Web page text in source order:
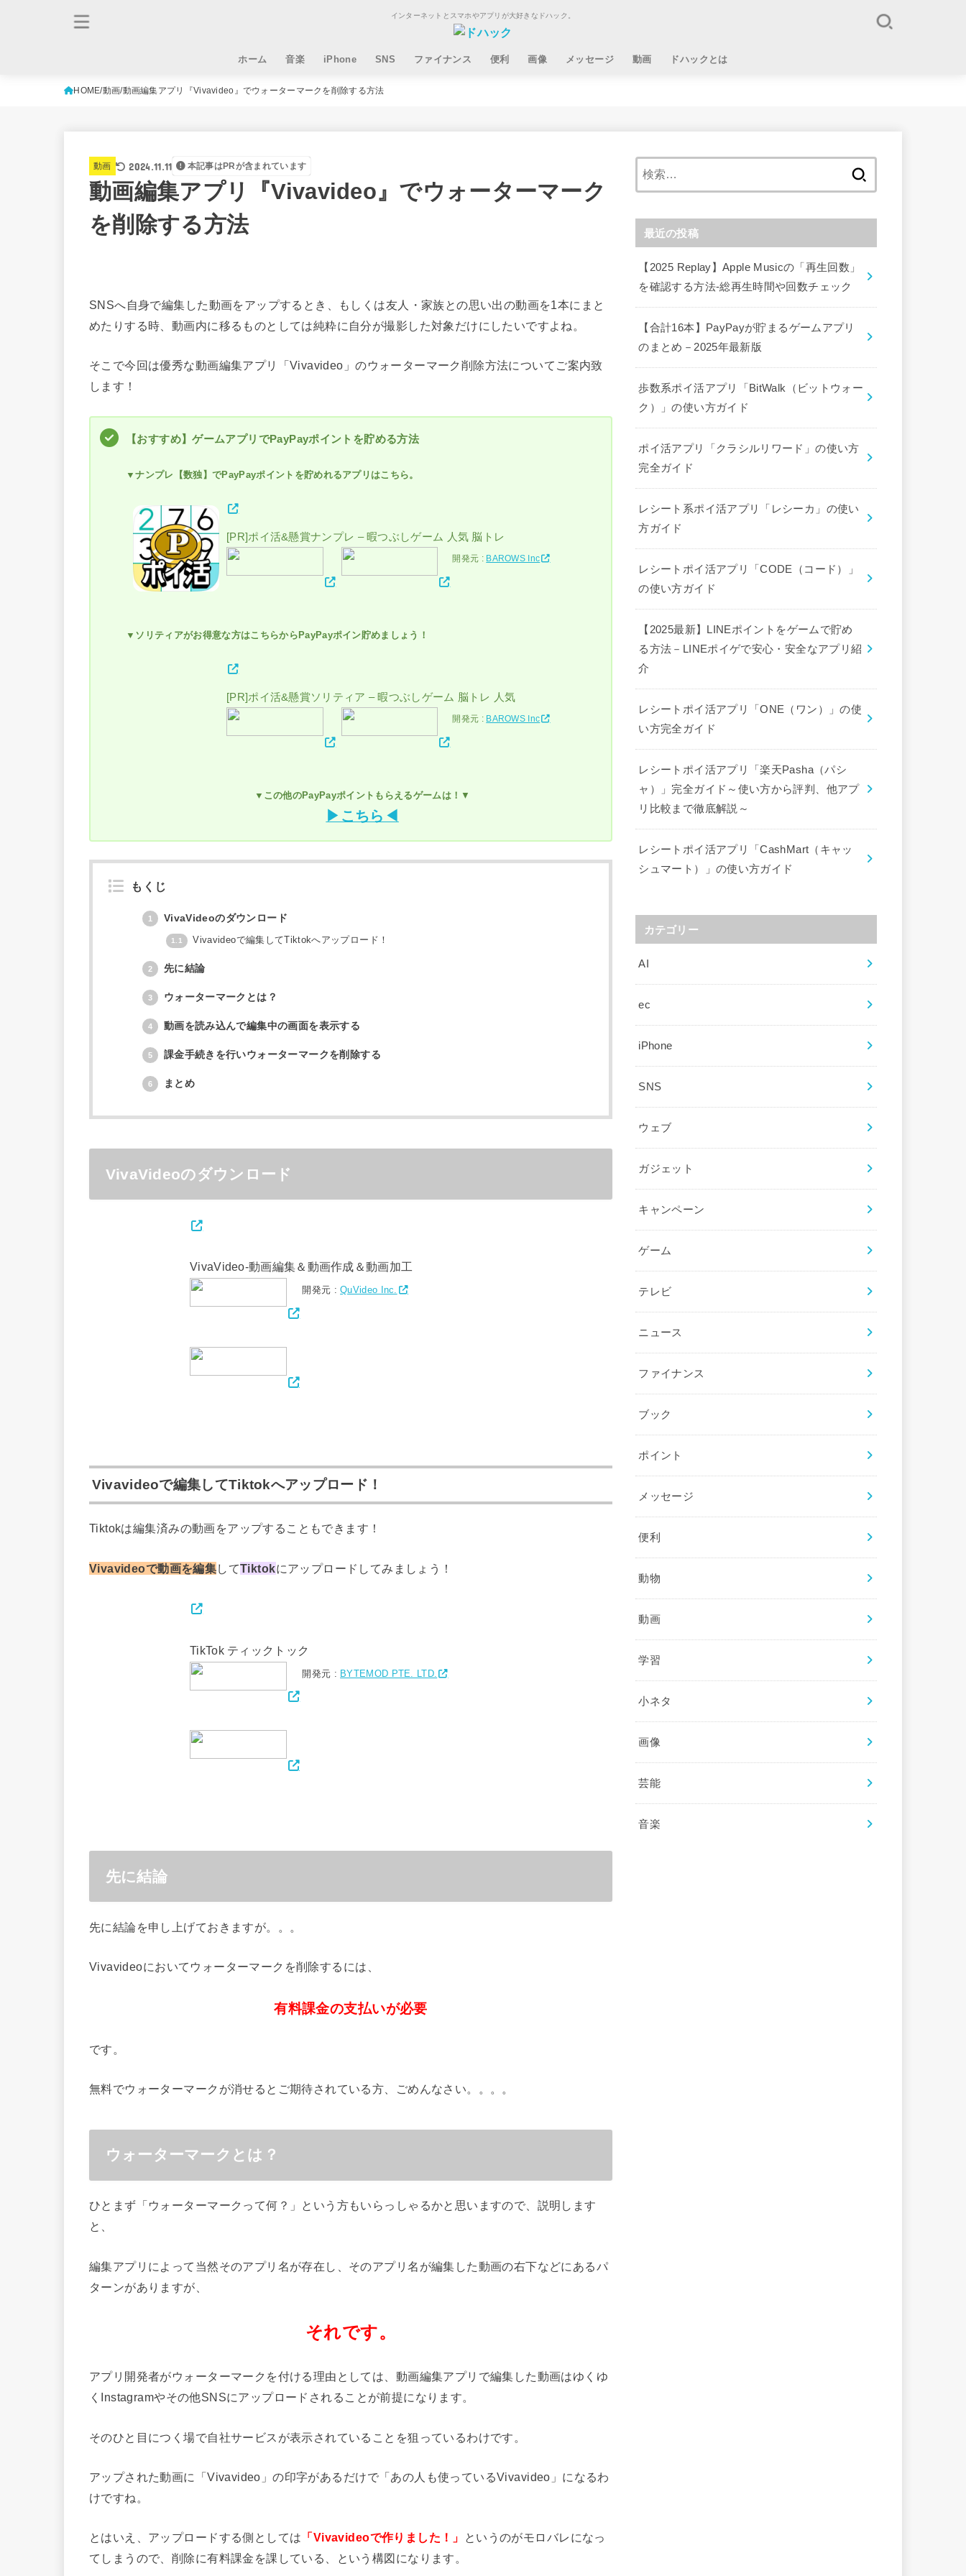
インターネットとスマホやアプリが大好きなドハック。
ホーム 音楽 iPhone SNS ファイナンス 便利 画像 メッセージ 動画 ドハックとは
HOME 動画 動画編集アプリ『Vivavideo』でウォーターマークを削除する方法
動画 2024.11.11 本記事はPRが含まれています
動画編集アプリ『Vivavideo』でウォーターマーク
を削除する方法
SNSへ自身で編集した動画をアップするとき、もしくは友人・家族との思い出の動画を1本にまと
めたりする時、動画内に移るものとしては純粋に自分が撮影した対象だけにしたいですよね。
そこで今回は優秀な動画編集アプリ「Vivavideo」のウォーターマーク削除方法についてご案内致
します！
【おすすめ】ゲームアプリでPayPayポイントを貯める方法
▼ナンプレ【数独】でPayPayポイントを貯めれるアプリはこちら。
[PR]ポイ活&懸賞ナンプレ – 暇つぶしゲーム 人気 脳トレ
開発元 : BAROWS Inc
▼ソリティアがお得意な方はこちらからPayPayポイン貯めましょう！
[PR]ポイ活&懸賞ソリティア – 暇つぶしゲーム 脳トレ 人気
開発元 : BAROWS Inc
▼この他のPayPayポイントもらえるゲームは！ ▼
▶こちら◀
もくじ
1 VivaVideoのダウンロード
1.1 Vivavideoで編集してTiktokへアップロード！
2 先に結論
3 ウォーターマークとは？
4 動画を読み込んで編集中の画面を表示する
5 課金手続きを行いウォーターマークを削除する
6 まとめ
VivaVideoのダウンロード
VivaVideo-動画編集＆動画作成＆動画加工
開発元 :QuVideo Inc.
Vivavideoで編集してTiktokへアップロード！
Tiktokは編集済みの動画をアップすることもできます！
Vivavideoで動画を編集してTiktokにアップロードしてみましょう！
TikTok ティックトック
開発元 : BYTEMOD PTE. LTD.
先に結論
先に結論を申し上げておきますが。。。
Vivavideoにおいてウォーターマークを削除するには、
有料課金の支払いが必要
です。
無料でウォーターマークが消せるとご期待されている方、ごめんなさい。。。。
ウォーターマークとは？
ひとまず「ウォーターマークって何？」という方もいらっしゃるかと思いますので、説明します
と、
編集アプリによって当然そのアプリ名が存在し、そのアプリ名が編集した動画の右下などにあるパ
ターンがありますが、
それです。
アプリ開発者がウォーターマークを付ける理由としては、動画編集アプリで編集した動画はゆくゆ
くInstagramやその他SNSにアップロードされることが前提になります。
そのひと目につく場で自社サービスが表示されていることを狙っているわけです。
アップされた動画に「Vivavideo」の印字があるだけで「あの人も使っているVivavideo」になるわ
けですね。
とはいえ、アップロードする側としては 「Vivavideoで作りました！」
というのがモロバレになっ
てしまうので、削除に有料課金を課している、という構図になります。
最近の投稿
【2025 Replay】Apple Musicの「再生回数」
を確認する方法-総再生時間や回数チェック
【合計16本】PayPayが貯まるゲームアプリ
のまとめ－2025年最新版
歩数系ポイ活アプリ「BitWalk（ビットウォー
ク）」の使い方ガイド
ポイ活アプリ「クラシルリワード」の使い方
完全ガイド
レシート系ポイ活アプリ「レシーカ」の使い
方ガイド
レシートポイ活アプリ「CODE（コード）」
の使い方ガイド
【2025最新】LINEポイントをゲームで貯め
る方法－LINEポイゲで安心・安全なアプリ紹
介
レシートポイ活アプリ「ONE（ワン）」の使
い方完全ガイド
レシートポイ活アプリ「楽天Pasha（パシ
ャ）」完全ガイド～使い方から評判、他アプ
リ比較まで徹底解説～
レシートポイ活アプリ「CashMart（キャッ
シュマート）」の使い方ガイド
カテゴリー
AI
ec
iPhone
SNS
ウェブ
ガジェット
キャンペーン
ゲーム
テレビ
ニュース
ファイナンス
ブック
ポイント
メッセージ
便利
動物
動画
学習
小ネタ
画像
芸能
音楽